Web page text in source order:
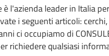
è l'azienda leader in Italia
i seguenti articoli:
ci occupiamo di
richiedere qualsiasi